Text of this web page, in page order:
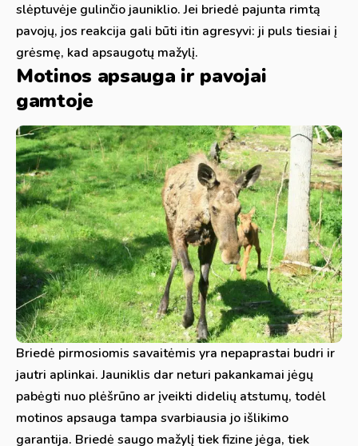
slėptuvėje gulinčio jauniklio. Jei briedė pajunta rimtą
pavojų, jos reakcija gali būti itin agresyvi: ji puls tiesiai į
grėsmę, kad apsaugotų mažylį.
Motinos apsauga ir pavojai
gamtoje
Briedė pirmosiomis savaitėmis yra nepaprastai budri ir
jautri aplinkai. Jauniklis dar neturi pakankamai jėgų
pabėgti nuo plėšrūno ar įveikti didelių atstumų, todėl
motinos apsauga tampa svarbiausia jo išlikimo
garantija. Briedė saugo mažylį tiek fizine jėga, tiek